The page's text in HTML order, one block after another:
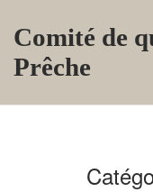
Comité de
Prêche